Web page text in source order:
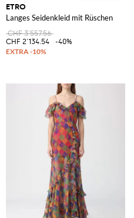
ETRO
Langes Seidenkleid mit Rüschen
CHF 3'557.56
CHF 2'134.54
-40%